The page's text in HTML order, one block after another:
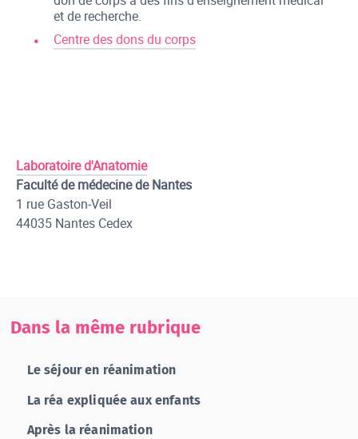
et de recherche.
Centre des dons du corps
Laboratoire d'Anatomie
Faculté de médecine de Nantes
1 rue Gaston-Veil
44035 Nantes Cedex
Dans la même rubrique
Le séjour en réanimation
La réa expliquée aux enfants
Après la réanimation